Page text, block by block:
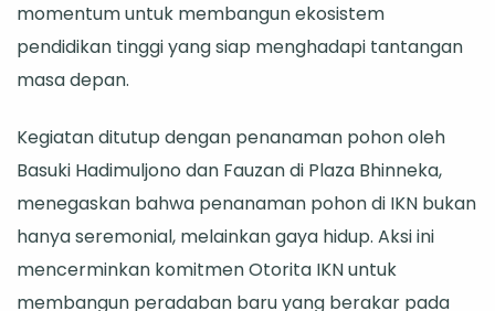
momentum untuk membangun ekosistem
pendidikan tinggi yang siap menghadapi tantangan
masa depan.
Kegiatan ditutup dengan penanaman pohon oleh
Basuki Hadimuljono dan Fauzan di Plaza Bhinneka,
menegaskan bahwa penanaman pohon di IKN bukan
hanya seremonial, melainkan gaya hidup. Aksi ini
mencerminkan komitmen Otorita IKN untuk
membangun peradaban baru yang berakar pada